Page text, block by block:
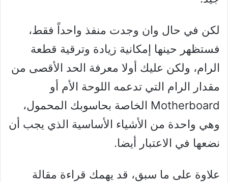
لكن في حال وان وجدت منفذ واحداً فقط،
فستظهر حينها إمكانية زيادة وترقية قطعة
الرام، ولكن عليك أولا معرفة الحد الأقصى من
مقدار الرام التي تدعمه اللوحة الأم أو
Motherboard الخاصة بحاسوبك المحمول،
وهي واحدة من الأشياء الأساسية الذي يجب أن
نضعها في الاعتبار أيضا.
علاوة على ما سبق، قد يهمك قراءة مقالة